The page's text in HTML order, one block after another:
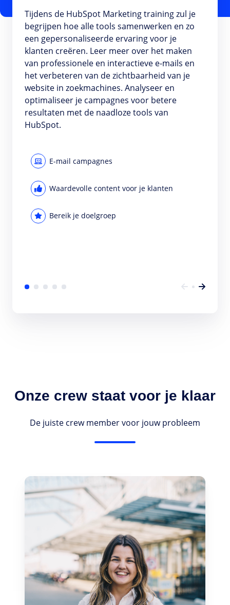
Tijdens de HubSpot Marketing training zul je
begrijpen hoe alle tools samenwerken en zo
een gepersonaliseerde ervaring voor je
klanten creëren. Leer meer over het maken
van professionele en interactieve e-mails en
het verbeteren van de zichtbaarheid van je
website in zoekmachines. Analyseer en
optimaliseer je campagnes voor betere
resultaten met de naadloze tools van
HubSpot.
E-mail campagnes
Waardevolle content voor je klanten
Bereik je doelgroep
Onze crew staat voor je klaar
De juiste crew member voor jouw probleem